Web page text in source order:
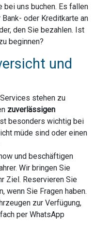
bei uns buchen. Es fallen
oder Kreditkarte an
den Sie bezahlen. Ist
beginnen?
und
stehen zu
zuverlässigen
besonders wichtig bei
müde sind oder einen
und beschäftigen
Wir bringen Sie
Ziel. Reservieren Sie
wenn Sie Fragen haben.
zur Verfügung,
per WhatsApp